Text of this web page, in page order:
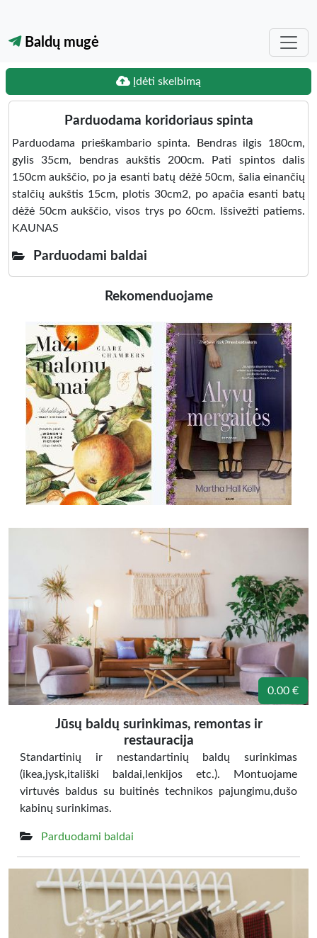
Baldų mugė
Įdėti skelbimą
Parduodama koridoriaus spinta
Parduodama prieškambario spinta. Bendras ilgis 180cm,
gylis 35cm, bendras aukštis 200cm. Pati spintos dalis
150cm aukščio, po ja esanti batų dėžė 50cm, šalia einančių
stalčių aukštis 15cm, plotis 30cm2, po apačia esanti batų
dėžė 50cm aukščio, visos trys po 60cm. Išsivežti patiems.
KAUNAS
Parduodami baldai
Rekomenduojame
0.00 €
Jūsų baldų surinkimas, remontas ir
restauracija
Standartinių ir nestandartinių baldų surinkimas
(ikea,jysk,itališki baldai,lenkijos etc.). Montuojame
virtuvės baldus su buitinės technikos pajungimu,dušo
kabinų surinkimas.
Parduodami baldai